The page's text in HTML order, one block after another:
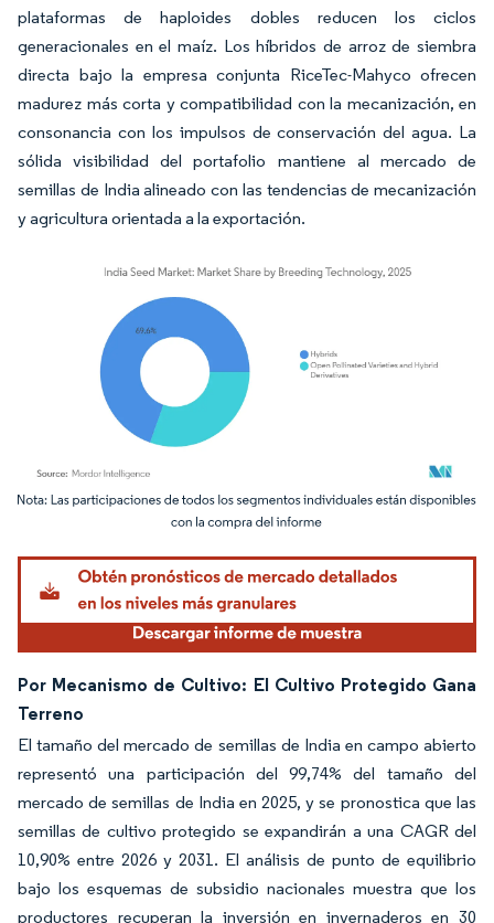
plataformas de haploides dobles reducen los ciclos
generacionales en el maíz. Los híbridos de arroz de siembra
directa bajo la empresa conjunta RiceTec-Mahyco ofrecen
madurez más corta y compatibilidad con la mecanización, en
consonancia con los impulsos de conservación del agua. La
sólida visibilidad del portafolio mantiene al mercado de
semillas de India alineado con las tendencias de mecanización
y agricultura orientada a la exportación.
Imagen © Mordor Intelligence. El uso requiere atribución según CC BY 4.0.
Por Mecanismo de Cultivo: El Cultivo Protegido Gana
Terreno
El tamaño del mercado de semillas de India en campo abierto
representó una participación del 99,74% del tamaño del
mercado de semillas de India en 2025, y se pronostica que las
semillas de cultivo protegido se expandirán a una CAGR del
10,90% entre 2026 y 2031. El análisis de punto de equilibrio
bajo los esquemas de subsidio nacionales muestra que los
productores recuperan la inversión en invernaderos en 30